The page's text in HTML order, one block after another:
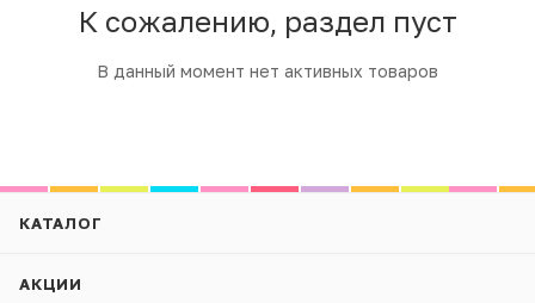
К сожалению, раздел пуст
В данный момент нет активных товаров
КАТАЛОГ
АКЦИИ